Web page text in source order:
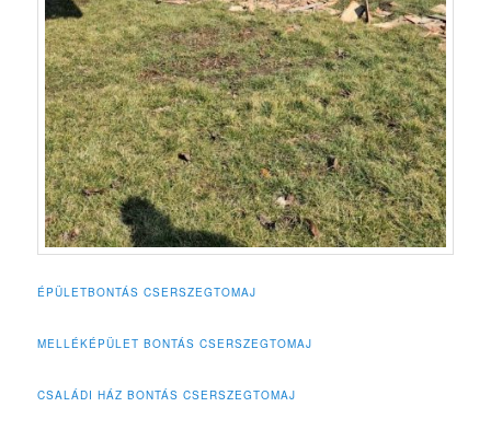
ÉPÜLETBONTÁS CSERSZEGTOMAJ
MELLÉKÉPÜLET BONTÁS CSERSZEGTOMAJ
CSALÁDI HÁZ BONTÁS CSERSZEGTOMAJ